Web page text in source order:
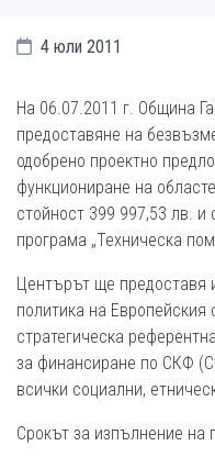
4 юли 2011
На 06.07.2011 г. Община
предоставяне на
одобрено проектно
функциониране на
стойност 399 997,53 лв.
програма „Техническа
Центърът ще предоставя
политика на
стратегическа
за финансиране по СКФ
всички социални,
Срокът за изпълнение на